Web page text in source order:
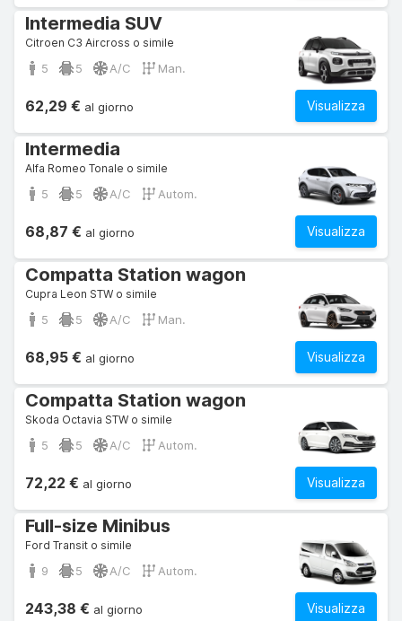
Intermedia SUV
Citroen C3 Aircross o simile
5 5 A/C Man.
Visualizza
62,29 € al giorno
Intermedia
Alfa Romeo Tonale o simile
5 5 A/C Autom.
Visualizza
68,87 € al giorno
Compatta Station wagon
Cupra Leon STW o simile
5 5 A/C Man.
Visualizza
68,95 € al giorno
Compatta Station wagon
Skoda Octavia STW o simile
5 5 A/C Autom.
Visualizza
72,22 € al giorno
Full-size Minibus
Ford Transit o simile
9 5 A/C Autom.
Visualizza
243,38 € al giorno